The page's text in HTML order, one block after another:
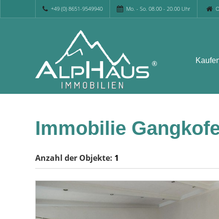
+49 (0) 8651-9549940 Mo. - So. 08.00 - 20.00 Uhr
Immobilie
Anzahl der Objekte: 1